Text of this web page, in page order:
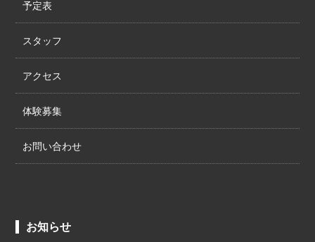
予定表
スタッフ
アクセス
体験募集
お問い合わせ
お知らせ